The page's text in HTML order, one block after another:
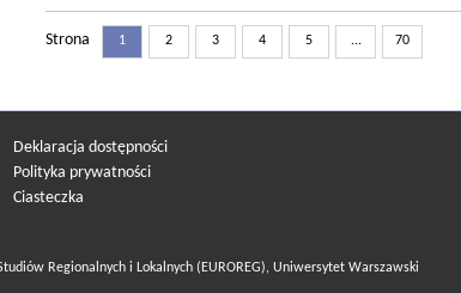
Strona 1 2 3 4 5 ... 70
Deklaracja dostępności
Polityka prywatności
Ciasteczka
Regionalnych i Lokalnych (EUROREG), Uniwersytet Warszawski